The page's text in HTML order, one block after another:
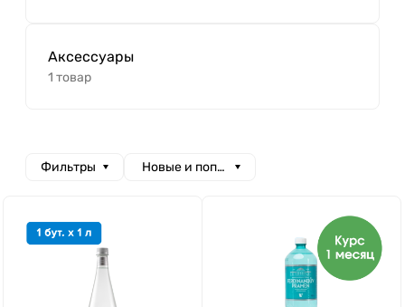
Аксессуары
1 товар
Фильтры Новые и популярные